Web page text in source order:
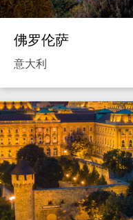
佛罗伦萨
意大利